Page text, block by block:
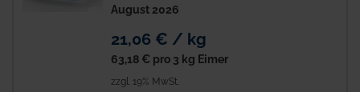
August 2026
21,06 € / kg
63,18 € pro 3 kg Eimer
zzgl. 19% MwSt.